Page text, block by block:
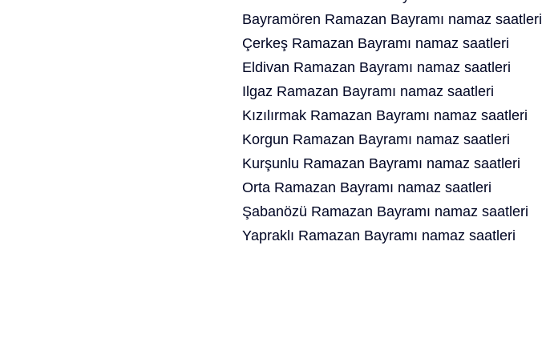
Bayramören Ramazan Bayramı namaz saatleri
Çerkeş Ramazan Bayramı namaz saatleri
Eldivan Ramazan Bayramı namaz saatleri
Ilgaz Ramazan Bayramı namaz saatleri
Kızılırmak Ramazan Bayramı namaz saatleri
Korgun Ramazan Bayramı namaz saatleri
Kurşunlu Ramazan Bayramı namaz saatleri
Orta Ramazan Bayramı namaz saatleri
Şabanözü Ramazan Bayramı namaz saatleri
Yapraklı Ramazan Bayramı namaz saatleri